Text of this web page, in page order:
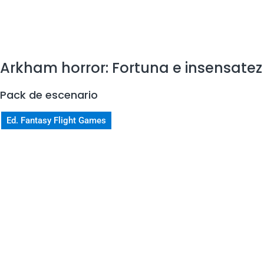
Arkham horror: Fortuna e insensatez
Pack de escenario
Ed. Fantasy Flight Games